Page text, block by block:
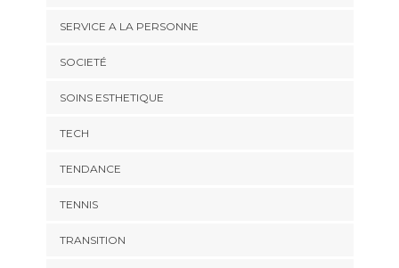
SERVICE A LA PERSONNE
SOCIETÉ
SOINS ESTHETIQUE
TECH
TENDANCE
TENNIS
TRANSITION